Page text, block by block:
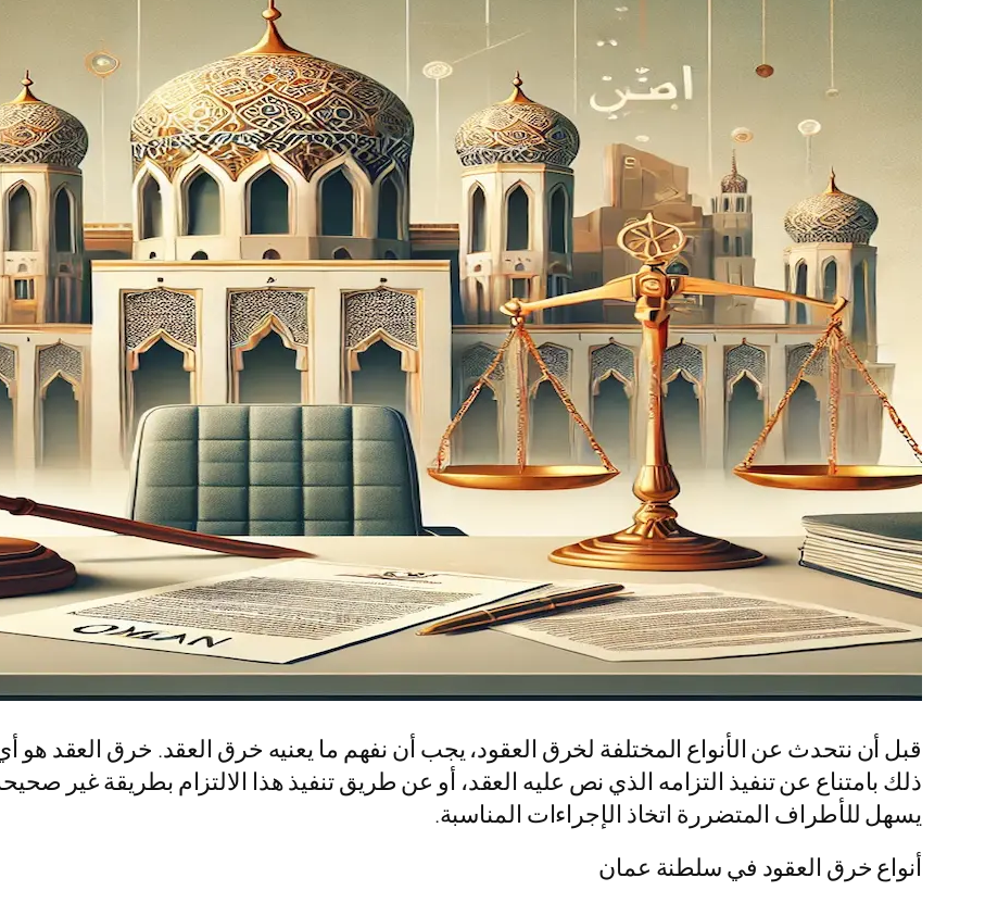
قبل أن نتحدث عن الأنواع المختلفة لخرق العقود، يجب أن نفهم ما يعنيه خرق العقد. خرق العقد
ذلك بامتناع عن تنفيذ التزامه الذي نص عليه العقد، أو عن طريق تنفيذ هذا الالتزام بطريقة غير
يسهل للأطراف المتضررة اتخاذ الإجراءات المناسبة.
أنواع خرق العقود في سلطنة عمان